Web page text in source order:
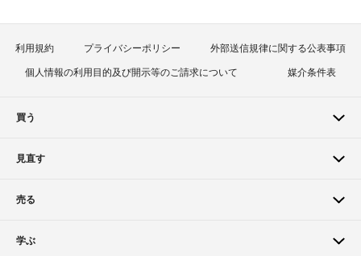
利用規約 プライバシーポリシー 外部送信規律に関する公表事項
個人情報の利用目的及び開示等のご請求について 媒介条件表
買う
見直す
売る
学ぶ